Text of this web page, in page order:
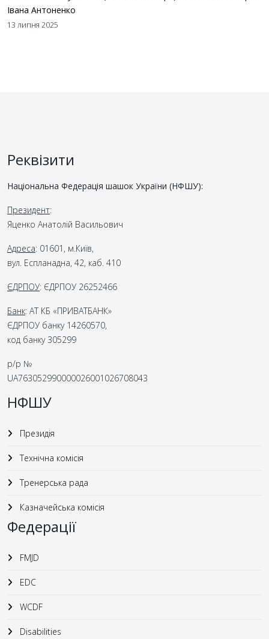
Івана Антоненко
13 липня 2025
Реквізити
Національна Федерація шашок України (НФШУ):
Президент:
Яценко Анатолій Васильович
Адреса: 01601, м.Київ,
вул. Еспланадна, 42, каб. 410
ЄДРПОУ: ЄДРПОУ 26252466
Банк: АТ КБ «ПРИВАТБАНК»
ЄДРПОУ банку 14260570,
код банку 305299
р/р №
UA763052990000026001026708043
НФШУ
Президія
Технічна комісія
Тренерська рада
Казначейська комісія
Федерації
FMJD
EDC
WCDF
Disabilities